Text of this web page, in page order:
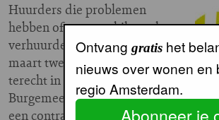
Huurders die problemen
hebben of een geschil met hun
verhuurder, kunnen vanaf 1
maart twee keer per week
terecht in Amstelveense wijkcentra.
Burgemeester en Wethouders van
een contract gesloten met !Woon. “In
Ontvang gratishet
nieuws over wonen en
regio Amsterdam.
Abonneer je